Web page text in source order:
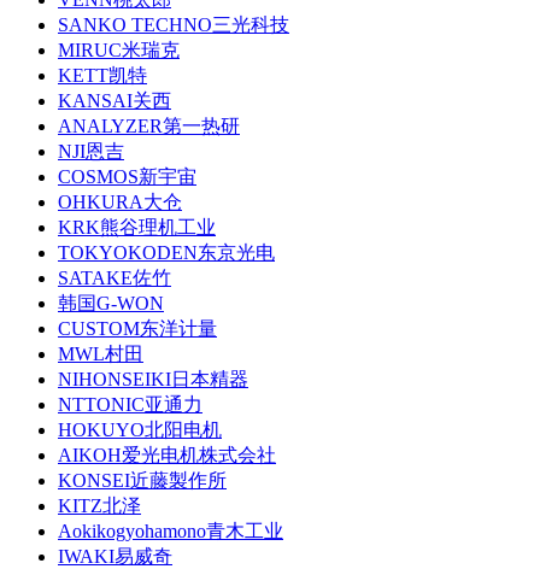
SANKO TECHNO三光科技
MIRUC米瑞克
KETT凯特
KANSAI关西
ANALYZER第一热研
NJI恩吉
COSMOS新宇宙
OHKURA大仓
KRK熊谷理机工业
TOKYOKODEN东京光电
SATAKE佐竹
韩国G-WON
CUSTOM东洋计量
MWL村田
NIHONSEIKI日本精器
NTTONIC亚通力
HOKUYO北阳电机
AIKOH爱光电机株式会社
KONSEI近藤製作所
KITZ北泽
Aokikogyohamono青木工业
IWAKI易威奇